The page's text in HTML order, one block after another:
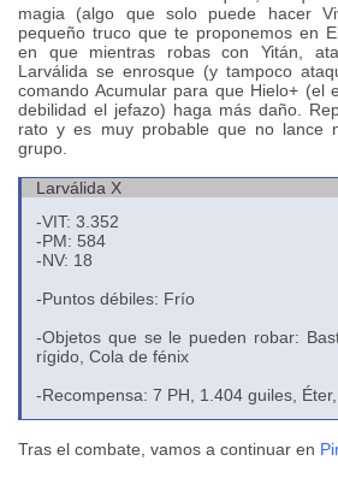
magia (algo que solo puede hacer
pequeño truco que te proponemos en
en que mientras robas con Yitán,
Larválida se enrosque (y tampoco
comando Acumular para que Hielo+ (el
debilidad el jefazo) haga más daño.
rato y es muy probable que no lance
grupo.
Larválida X
-VIT: 3.352
-PM: 584
-NV: 18
-Puntos débiles: Frío
-Objetos que se le pueden robar:
rígido, Cola de fénix
-Recompensa: 7 PH, 1.404 guiles,
Tras el combate, vamos a continuar en